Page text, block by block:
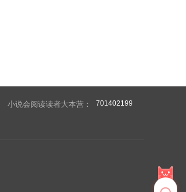
小说会阅读读者大本营： 701402199